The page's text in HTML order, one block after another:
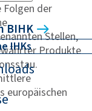
BIHK
IHKs
Folgen der
Stellen,
Produkte
europäischen